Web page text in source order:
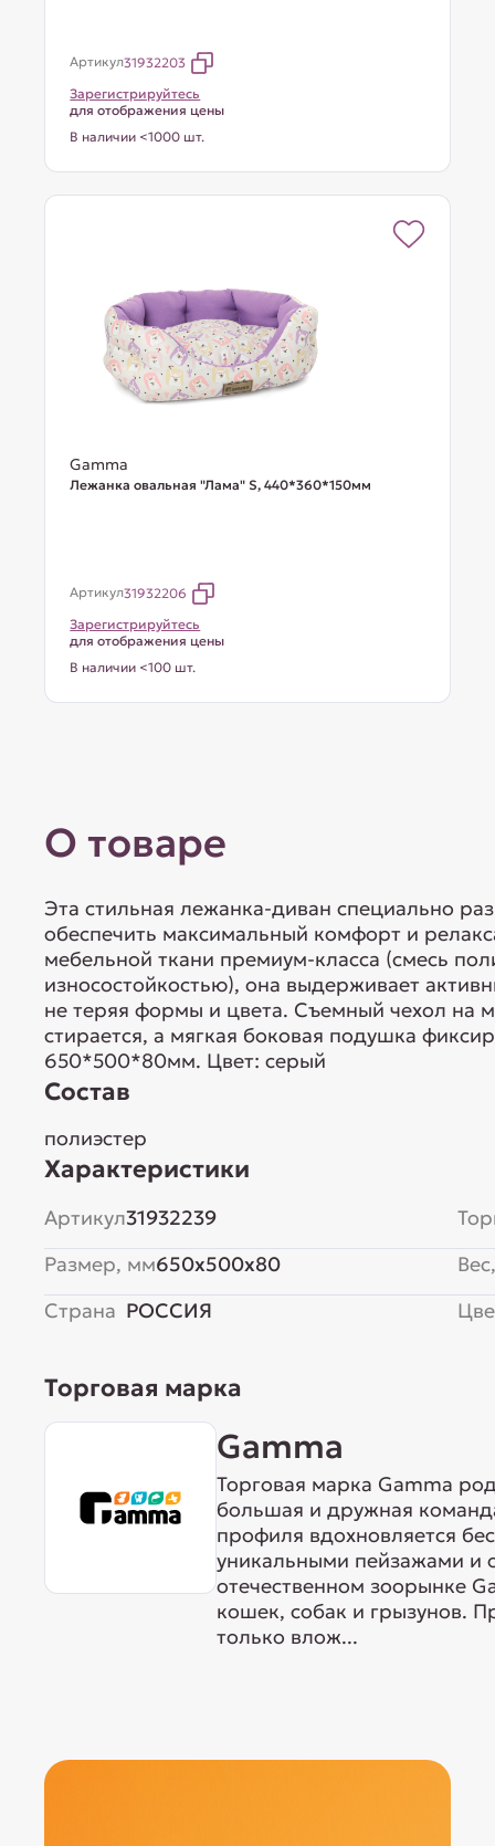
Артикул31932203
Зарегистрируйтесь
для отображения цены
В наличии <1000 шт.
Gamma
Лежанка овальная "Лама" S, 440*360*150мм
Артикул31932206
Зарегистрируйтесь
для отображения цены
В наличии <100 шт.
О товаре
Эта стильная лежанка-диван специально
обеспечить максимальный комфорт и
мебельной ткани премиум-класса (смесь
износостойкостью), она выдерживает
не теряя формы и цвета. Съемный чехол на
стирается, а мягкая боковая подушка
650*500*80мм. Цвет: серый
Состав
полиэстер
Характеристики
Артикул31932239
Размер, мм650x500x80
Страна РОССИЯ
Торговая марка
Gamma
Торговая марка Gamma
большая и дружная
профиля вдохновляется
уникальными пейзажами и
отечественном зоорынке
кошек, собак и грызунов.
только влож...